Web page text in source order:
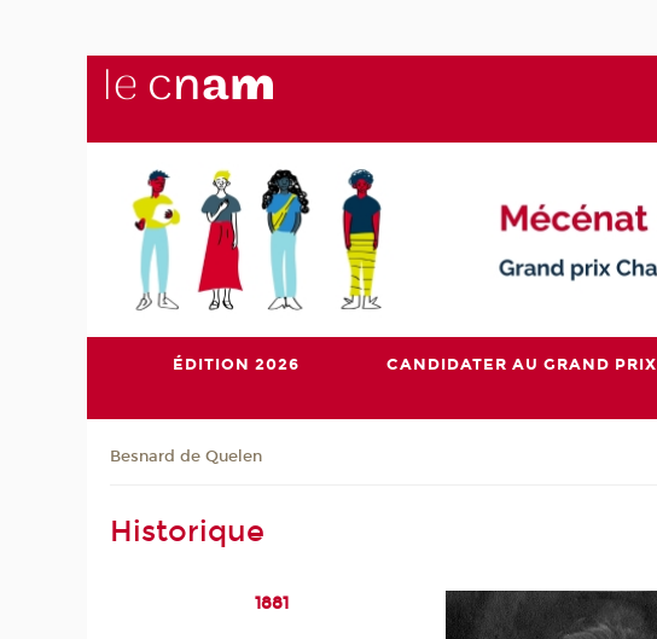
ÉDITION 2026 CANDIDATER AU GRAND PRIX
Besnard de Quelen
Historique
1881